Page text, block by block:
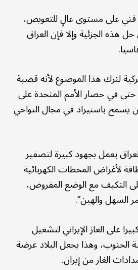
على مستوى عالٍ للتعويض،
هذه الجزئية وإلا فإن العراق
لترك هذا الموضوع لأنه قضية
حتى في حصار الأمم المتحدة على
بعد عام 1991 كان يسمح باستيراد في مجال النواحي
يعمل بجهود كبيرة لتصفير
لأغراض المحطات الكهربائية
التكيف مع الوضع المفروض،
السهل والهين”.
على الغاز الإيراني لتشغيل
الجنوب، وهذا يجعل البلاد عرضة
الغاز من إيران.